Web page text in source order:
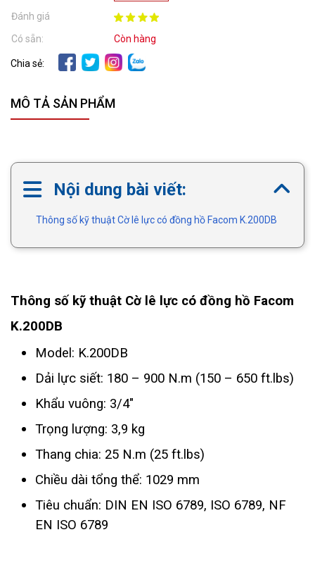
Đánh giá
Có sẵn:
Còn hàng
Chia sẻ:
MÔ TẢ SẢN PHẨM
Nội dung bài viết:
Thông số kỹ thuật Cờ lê lực có đồng hồ Facom K.200DB
Thông số kỹ thuật Cờ lê lực có đồng hồ Facom
K.200DB
Model: K.200DB
Dải lực siết: 180 – 900 N.m (150 – 650 ft.lbs)
Khẩu vuông: 3/4"
Trọng lượng: 3,9 kg
Thang chia: 25 N.m (25 ft.lbs)
Chiều dài tổng thể: 1029 mm
Tiêu chuẩn: DIN EN ISO 6789, ISO 6789, NF
EN ISO 6789